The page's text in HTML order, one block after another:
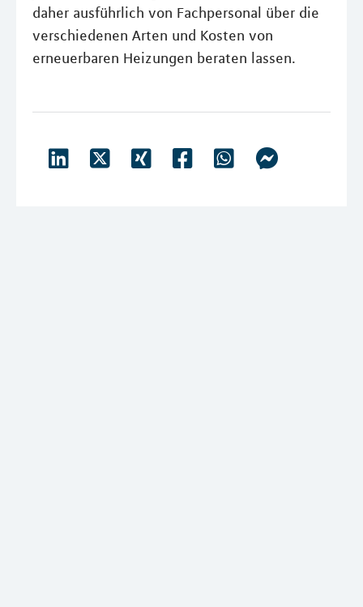
daher ausführlich von Fachpersonal über die
verschiedenen Arten und Kosten von
erneuerbaren Heizungen beraten lassen.